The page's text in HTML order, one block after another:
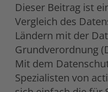
Dieser Beitrag ist
Vergleich des
Ländern mit der
Grundverordnung
Mit dem
Spezialisten von